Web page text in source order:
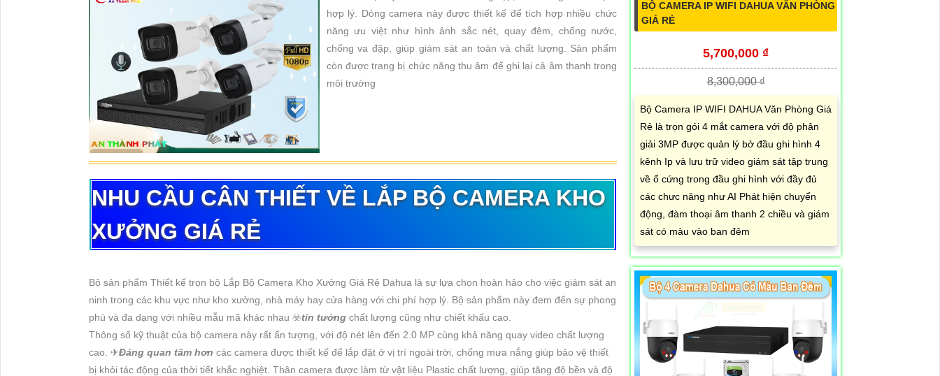
hợp lý. Dòng camera này được thiết kế để tích hợp nhiều chức
năng ưu việt như hình ảnh sắc nét, quay đêm, chống nước,
chống va đập, giúp giám sát an toàn và chất lượng. Sản phẩm
còn được trang bị chức năng thu âm để ghi lại cả âm thanh trong
môi trường
NHU CẦU CÂN THIẾT VỀ LẮP BỘ CAMERA KHO
XƯỞNG GIÁ RẺ
Bộ sản phẩm Thiết kế trọn bộ Lắp Bộ Camera Kho Xưởng Giá Rẻ Dahua là sự lựa chọn hoàn hảo cho việc giám sát an
ninh trong các khu vực như kho xưởng, nhà máy hay cửa hàng với chi phí hợp lý. Bộ sản phẩm này đem đến sự phong
phú và đa dạng với nhiều mẫu mã khác nhau ☣️tin tưởng chất lượng cũng như chiết khấu cao.
Thông số kỹ thuật của bộ camera này rất ấn tượng, với độ nét lên đến 2.0 MP cùng khả năng quay video chất lượng
cao. ✈Đáng quan tâm hơn các camera được thiết kế để lắp đặt ở vị trí ngoài trời, chống mưa nắng giúp bảo vệ thiết
bị khỏi tác động của thời tiết khắc nghiệt. Thân camera được làm từ vật liệu Plastic chất lượng, giúp tăng độ bền và độ
BỘ CAMERA IP WIFI DAHUA VĂN PHÒNG
GIÁ RẺ
5,700,000 ₫
8,300,000 ₫
Bộ Camera IP WIFI DAHUA Văn Phòng Giá
Rẻ là trọn gói 4 mắt camera với độ phân
giải 3MP được quản lý bở đầu ghi hình 4
kênh Ip và lưu trữ video giám sát tập trung
về ổ cứng trong đầu ghi hình với đầy đủ
các chưc năng như AI Phát hiện chuyển
động, đàm thoại âm thanh 2 chiều và giám
sát có màu vào ban đêm